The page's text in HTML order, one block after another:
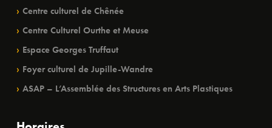
Centre culturel de Chênée
Centre Culturel Ourthe et Meuse
Espace Georges Truffaut
Foyer culturel de Jupille-Wandre
ASAP – L’Assemblée des Structures en Arts Plastiques